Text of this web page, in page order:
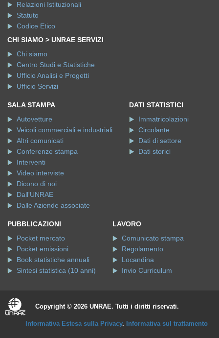
Relazioni Istituzionali
Statuto
Codice Etico
CHI SIAMO > UNRAE SERVIZI
Chi siamo
Centro Studi e Statistiche
Ufficio Analisi e Progetti
Ufficio Servizi
SALA STAMPA
Autovetture
Veicoli commerciali e industriali
Altri comunicati
Conferenze stampa
Interventi
Video interviste
Dicono di noi
Dall'UNRAE
Dalle Aziende associate
DATI STATISTICI
Immatricolazioni
Circolante
Dati di settore
Dati storici
PUBBLICAZIONI
Pocket mercato
Pocket emissioni
Book statistiche annuali
Sintesi statistica (10 anni)
LAVORO
Comunicato stampa
Regolamento
Locandina
Invio Curriculum
Copyright © 2026 UNRAE. Tutti i diritti riservati.
Informativa Estesa sulla Privacy. Informativa sul trattamento